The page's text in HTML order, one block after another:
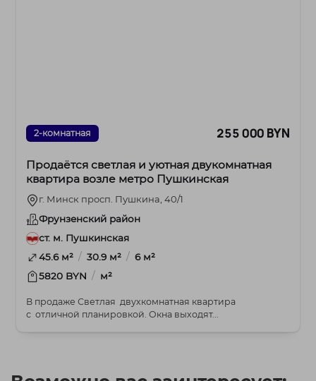
2-комнатная 255 000 BYN
Продаётся светлая и уютная двукомнатная
квартира возле метро Пушкинская
г. Минск просп. Пушкина, 40/1
Фрунзенский район
ст. м. Пушкинская
45.6 м² / 30.9 м² / 6 м²
5820 BYN / м²
В продаже Светлая двухкомнатная квартира
с отличной планировкой. Окна выходят...